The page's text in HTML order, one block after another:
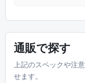
通販で探す
上記のスペックや注
せます。